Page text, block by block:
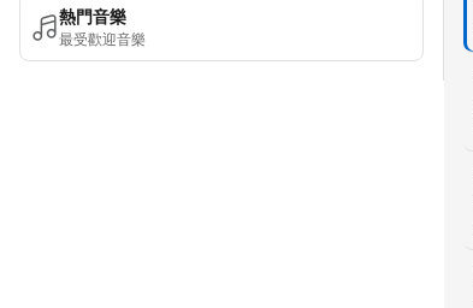
熱門音樂
最受歡迎音樂